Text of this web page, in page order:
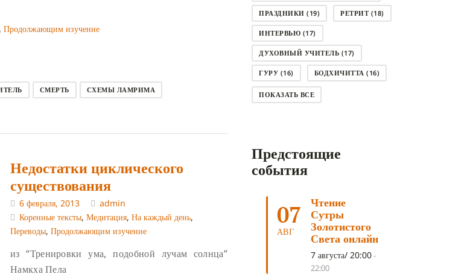
, Продолжающим изучение
СМЕРТЬ СХЕМЫ ЛАМРИМА
Недостатки циклического
существования
6 февраля, 2013
admin
Коренные тексты, Медитация, На каждый день,
Переводы, Продолжающим изучение
из “Тренировки ума, подобной лучам солнца”
Намкха Пела
ПРАЗДНИКИ (19) РЕТРИТ(18)
ИНТЕРВЬЮ (17)
ДУХОВНЫЙ УЧИТЕЛЬ (17)
ГУРУ (16) БОДХИЧИТТА (16)
ЛОДЖОНГ(15)
ЧЕТЫРЕ БЛАГОРОДНЫЕ ИСТИНЫ
(11)
ПРИРОДА УМА(11)
ДНИ ПРЕУМНОЖЕНИЯ
НЁНДРО(8)
ДНИ ЧУДЕС
ПОКАЗАТЬ ВСЕ
Предстоящие
события
07
АВГ
Чтение
Сутры
Золотистого
Света онлайн
7 августа/ 20:00-
22:00